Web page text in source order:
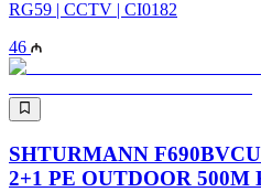
RG59 | CCTV | CI0182
46
SHTURMANN
2+1 PE OUTDOOR 500M